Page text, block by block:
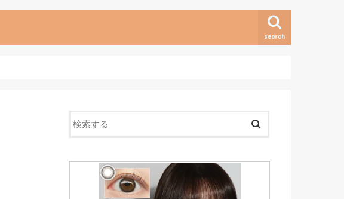
search